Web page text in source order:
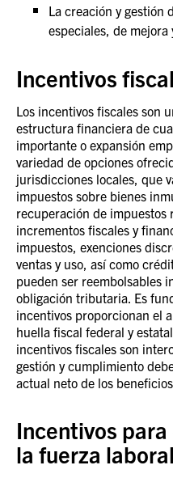
La creación y gestión
especiales, de mejora
Incentivos
Los incentivos fiscales son
estructura financiera de
importante o expansión
variedad de opciones
jurisdicciones locales, que
impuestos sobre bienes
recuperación de impuestos
incrementos fiscales y
impuestos, exenciones
ventas y uso, así como
pueden ser reembolsables
obligación tributaria. Es
incentivos proporcionan el
huella fiscal federal y
incentivos fiscales son
gestión y cumplimiento
actual neto de los
Incentivos
la fuerza laboral